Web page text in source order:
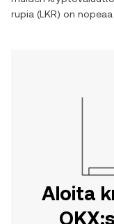
rupia (LKR) on nopeaa
Aloita